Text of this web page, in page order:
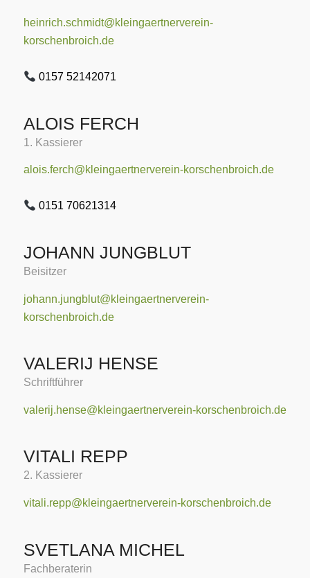
heinrich.schmidt@kleingaertnerverein-
korschenbroich.de
0157 52142071
ALOIS FERCH
1. Kassierer
alois.ferch@kleingaertnerverein-korschenbroich.de
0151 70621314
JOHANN JUNGBLUT
Beisitzer
johann.jungblut@kleingaertnerverein-
korschenbroich.de
VALERIJ HENSE
Schriftführer
valerij.hense@kleingaertnerverein-korschenbroich.de
VITALI REPP
2. Kassierer
vitali.repp@kleingaertnerverein-korschenbroich.de
SVETLANA MICHEL
Fachberaterin